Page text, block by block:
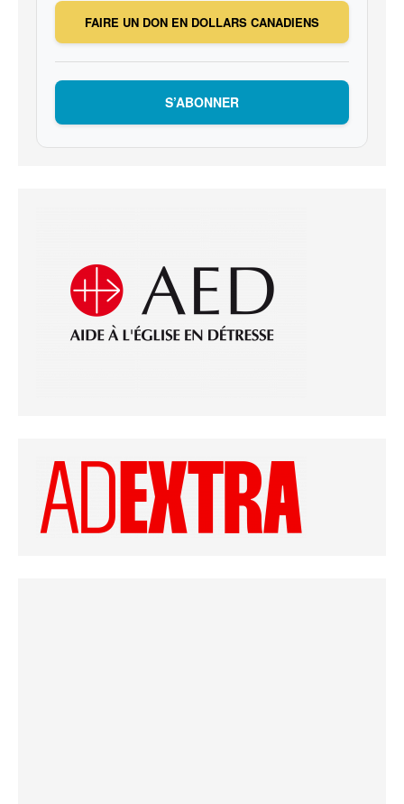
FAIRE UN DON EN DOLLARS CANADIENS
S’ABONNER